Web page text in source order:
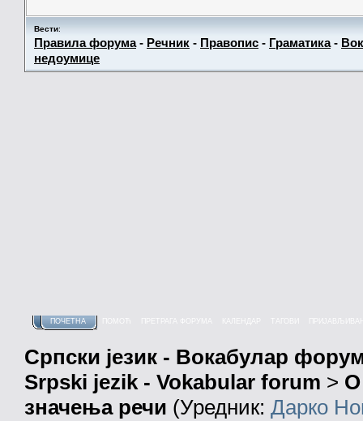
Вести:
Правила форума- Речник - Правопис - Граматика-
недоумице
ПОЧЕТНА КАЛЕНДАР
Српски језик - Вокабулар
Srpski jezik - Vokabular forum > О
значења речи (Уредник: Дарко